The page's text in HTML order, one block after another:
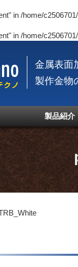
in /home/
in /home/
金属表面
製作金物
製品紹介